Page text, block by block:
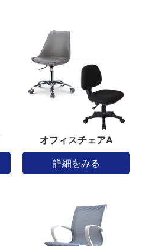
オフィスチェアA
詳細をみる